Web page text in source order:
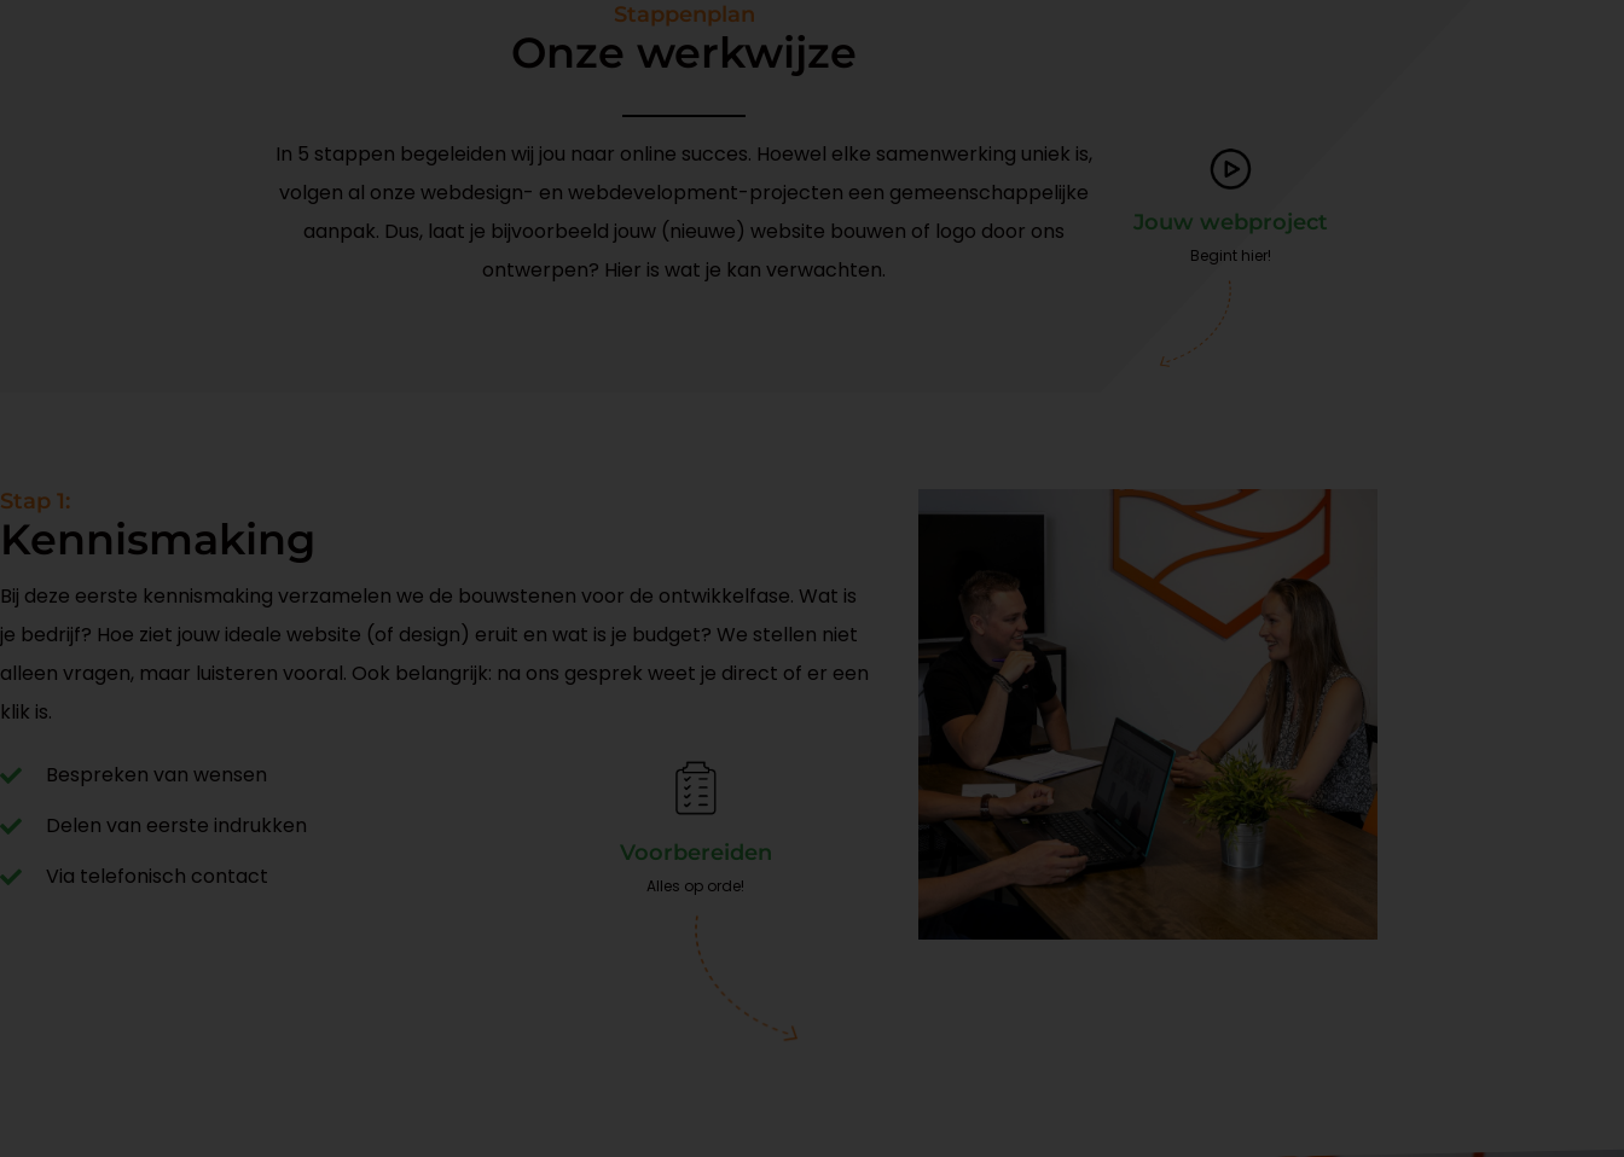
Stappenplan
Onze werkwijze
In 5 stappen begeleiden wij jou naar online succes. Hoewel elke samenwerking uniek is,
volgen al onze webdesign- en webdevelopment-projecten een gemeenschappelijke
aanpak. Dus, laat je bijvoorbeeld jouw (nieuwe) website bouwen of logo door ons
ontwerpen? Hier is wat je kan verwachten.
Jouw webproject
Begint hier!
Stap 1:
Kennismaking
Bij deze eerste kennismaking verzamelen we de bouwstenen voor de ontwikkelfase. Wat is
je bedrijf? Hoe ziet jouw ideale website (of design) eruit en wat is je budget? We stellen niet
alleen vragen, maar luisteren vooral. Ook belangrijk: na ons gesprek weet je direct of er een
klik is.
Bespreken van wensen
Delen van eerste indrukken
Via telefonisch contact
Voorbereiden
Alles op orde!